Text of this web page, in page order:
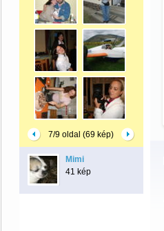
7/9 oldal (69 kép)
Mimi
41 kép